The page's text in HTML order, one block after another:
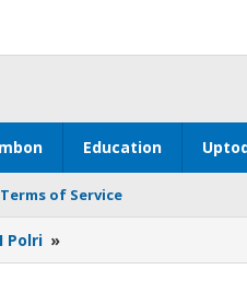
Education
Terms of Service
Polri »
Arahan